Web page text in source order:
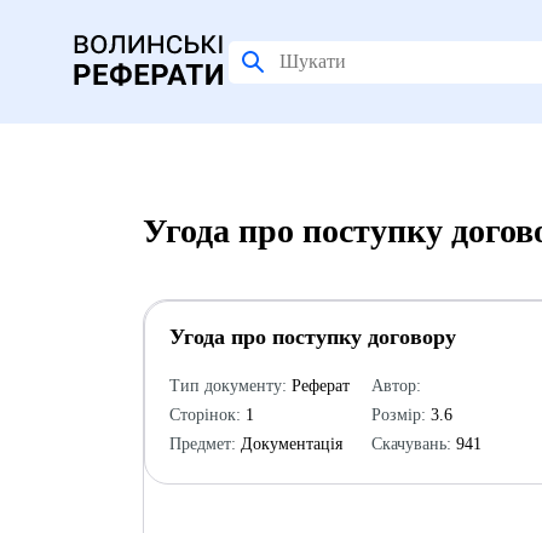
Угода про поступку
Угода про поступку договору
Тип документу: Реферат
Сторінок: 1
Предмет: Документація
Автор:
Розмір: 3.6
Скачувань: 941